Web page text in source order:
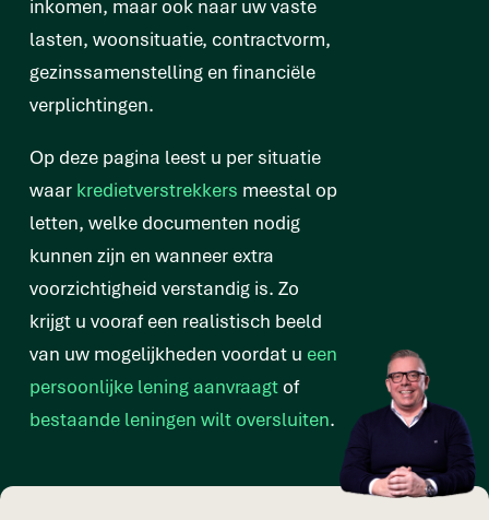
inkomen, maar ook naar uw vaste
lasten, woonsituatie, contractvorm,
gezinssamenstelling en financiële
verplichtingen.
Op deze pagina leest u per situatie
waar kredietverstrekkers meestal op
letten, welke documenten nodig
kunnen zijn en wanneer extra
voorzichtigheid verstandig is. Zo
krijgt u vooraf een realistisch beeld
van uw mogelijkheden voordat u een
persoonlijke lening aanvraagt of
bestaande leningen wilt oversluiten.